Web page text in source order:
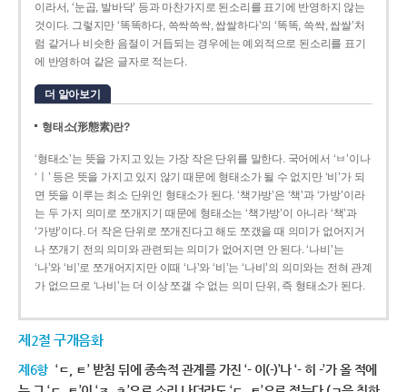
이라서, ‘눈곱, 발바닥’ 등과 마찬가지로 된소리를 표기에 반영하지 않는
것이다. 그렇지만 ‘똑똑하다, 쓱싹쓱싹, 쌉쌀하다’의 ‘똑똑, 쓱싹, 쌉쌀’처
럼 같거나 비슷한 음절이 거듭되는 경우에는 예외적으로 된소리를 표기
에 반영하여 같은 글자로 적는다.
더 알아보기
형태소(形態素)란?
‘형태소’는 뜻을 가지고 있는 가장 작은 단위를 말한다. 국어에서 ‘ㅂ’이나
‘ㅣ’ 등은 뜻을 가지고 있지 않기 때문에 형태소가 될 수 없지만 ‘비’가 되
면 뜻을 이루는 최소 단위인 형태소가 된다. ‘책가방’은 ‘책’과 ‘가방’이라
는 두 가지 의미로 쪼개지기 때문에 형태소는 ‘책가방’이 아니라 ‘책’과
‘가방’이다. 더 작은 단위로 쪼개진다고 해도 쪼갰을 때 의미가 없어지거
나 쪼개기 전의 의미와 관련되는 의미가 없어지면 안 된다. ‘나비’는
‘나’와 ‘비’로 쪼개어지지만 이때 ‘나’와 ‘비’는 ‘나비’의 의미와는 전혀 관계
가 없으므로 ‘나비’는 더 이상 쪼갤 수 없는 의미 단위, 즉 형태소가 된다.
제2절 구개음화
제6항 ‘ㄷ, ㅌ’ 받침 뒤에 종속적 관계를 가진 ‘- 이(-)’나 ‘- 히 -’가 올 적에